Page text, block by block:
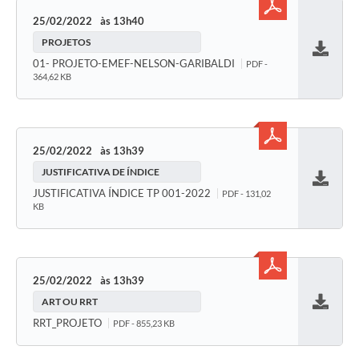
25/02/2022 13h40
PROJETOS
01- PROJETO-EMEF-NELSON-GARIBALDI
PDF -
364,62 KB
25/02/2022 13h39
JUSTIFICATIVA DE ÍNDICE
JUSTIFICATIVA ÍNDICE TP 001-2022
PDF - 131,02
KB
25/02/2022 13h39
ART OU RRT
RRT_PROJETO PDF - 855,23 KB